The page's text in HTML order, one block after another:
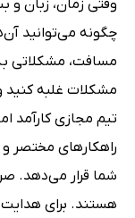
وقتی زمان، زبان
چگونه می‌توانید
مسافت، مشکلاتی
مشکلات غلبه کنید
تیم مجازی کارآمد
راهکارهای مختصر و
شما قرار می‌دهد.
هستند. برای